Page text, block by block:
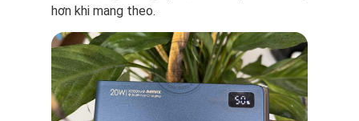
hơn khi mang theo.